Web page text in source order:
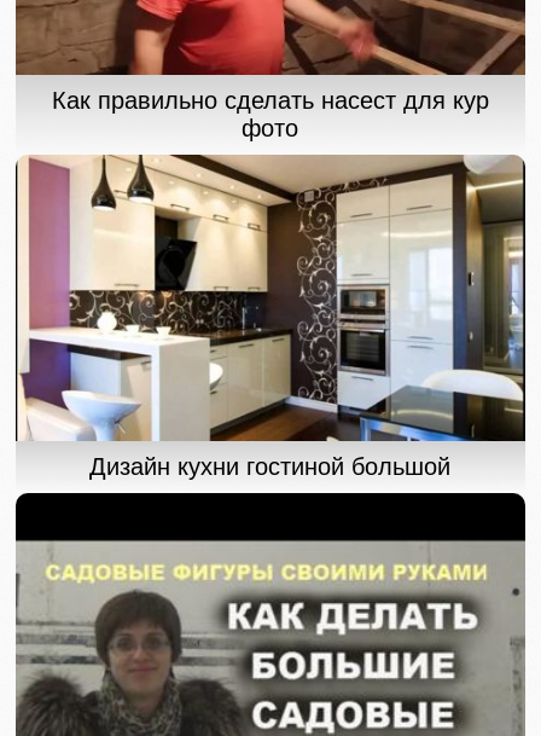
Как правильно сделать насест для кур
фото
Дизайн кухни гостиной большой